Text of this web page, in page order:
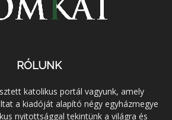
RÓLUNK
katolikus portál vagyunk, amely
a kiadóját alapító négy egyházmegye
nyitottsággal tekintünk a világra és